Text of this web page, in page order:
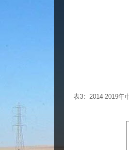
表3：2014-2019年